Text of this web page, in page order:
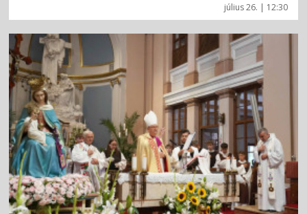
július 26. | 12:30